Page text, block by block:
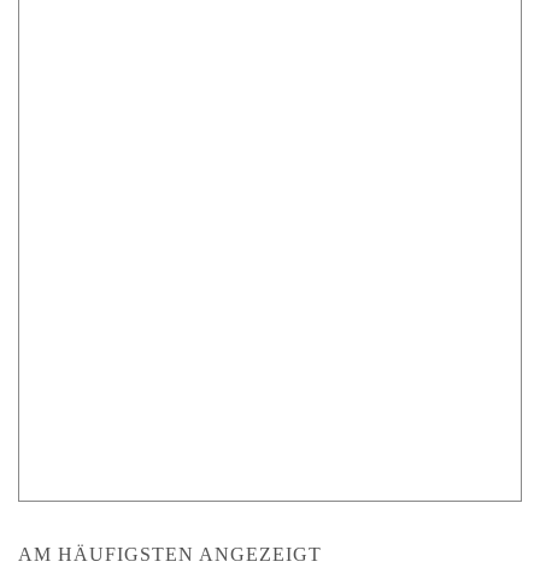
AM HÄUFIGSTEN ANGEZEIGT